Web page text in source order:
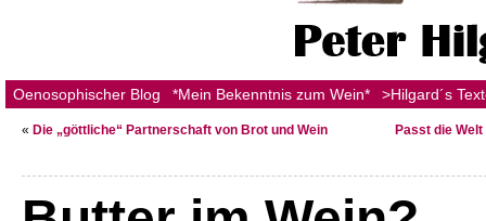
Oenosophischer Blog *Mein Bekenntnis zum Wein* >Hilgard´s
« Die „göttliche“ Partnerschaft von Brot und Wein Passt die